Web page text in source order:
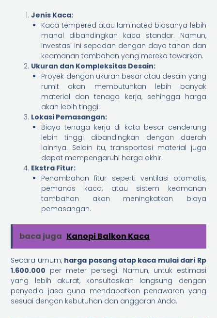
Jenis Kaca:
Kaca tempered atau laminated biasanya lebih
mahal dibandingkan kaca standar. Namun,
investasi ini sepadan dengan daya tahan dan
keamanan tambahan yang mereka tawarkan.
Ukuran dan Kompleksitas Desain:
Proyek dengan ukuran besar atau desain yang
rumit akan membutuhkan lebih banyak
material dan tenaga kerja, sehingga harga
akan lebih tinggi.
Lokasi Pemasangan:
Biaya tenaga kerja di kota besar cenderung
lebih tinggi dibandingkan dengan daerah
lainnya. Selain itu, transportasi material juga
dapat mempengaruhi harga akhir.
Ekstra Fitur:
Penambahan fitur seperti ventilasi otomatis,
pemanas kaca, atau sistem keamanan
tambahan akan meningkatkan biaya
pemasangan.
baca juga Kanopi Balkon Kaca
Secara umum, harga pasang atap kaca mulai dari Rp
1.600.000 per meter persegi. Namun, untuk estimasi
yang lebih akurat, konsultasikan langsung dengan
penyedia jasa guna mendapatkan penawaran yang
sesuai dengan kebutuhan dan anggaran Anda.